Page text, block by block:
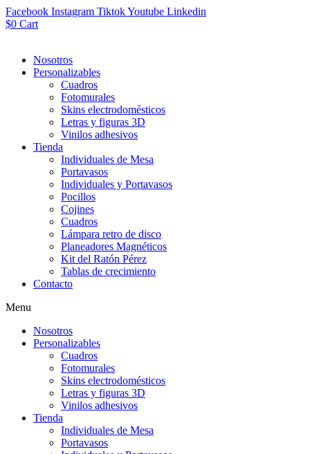
Facebook Instagram TiktokYoutube Linkedin
$0 Cart
Nosotros
Personalizables
Cuadros
Fotomurales
Skins electrodomésticos
Letras y figuras 3D
Vinilos adhesivos
Tienda
Individuales de Mesa
Portavasos
Individuales y Portavasos
Pocillos
Cojines
Cuadros
Lámpara retro de disco
Planeadores Magnéticos
Kit del Ratón Pérez
Tablas de crecimiento
Contacto
Menu
Nosotros
Personalizables
Cuadros
Fotomurales
Skins electrodomésticos
Letras y figuras 3D
Vinilos adhesivos
Tienda
Individuales de Mesa
Portavasos